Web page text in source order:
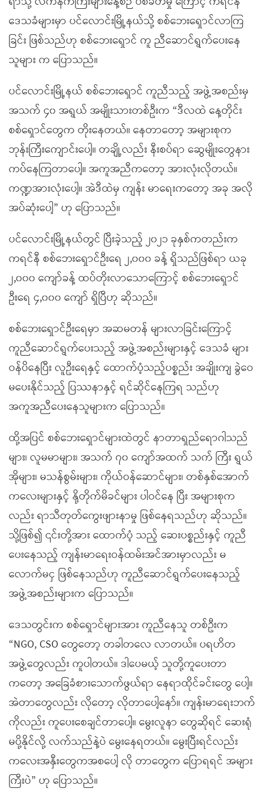
ဒေသခံများမှာ ပင်လောင်းမြို့နယ်သို့ စစ်ဘေးရှောင်လာကြ
ခြင်း ဖြစ်သည်ဟု စစ်ဘေးရှောင် ကူ ညီဆောင်ရွက်ပေးနေ
သူများ က ပြောသည်။
ပင်လောင်းမြို့နယ် စစ်ဘေးရှောင် ကူညီသည့် အဖွဲ့အစည်းမှ
အသက် ၄၀ အရွယ် အမျိုးသားတစ်ဦးက “ဒီလထဲ နေ့တိုင်း
စစ်ရှောင်တွေက တိုးနေတယ်။ နေတာတော့ အများစုက
ဘုန်းကြီးကျောင်းပေါ့။ တချို့လည်း နီးစပ်ရာ ဆွေမျိုးတွေနား
ကပ်နေကြတာပေါ့။ အကူအညီကတော့ အားလုံးလိုတယ်။
ကဏ္ဍအားလုံးပေါ့။ အဲဒီထဲမှ ကျန်း မာရေးကတော့ အခု အလို
အပ်ဆုံးပေါ့” ဟု ပြောသည်။
ပင်လောင်းမြို့နယ်တွင် ပြီးခဲ့သည့် ၂၀၂၁ ခုနှစ်ကတည်းက
ကရင်နီ စစ်ဘေးရှောင်ဦးရေ ၂,၀၀၀ ခန့် ရှိသည်ဖြစ်ရာ ယခု
၂,၀၀၀ ကျော်ခန့် ထပ်တိုးလာသောကြောင့် စစ်ဘေးရှောင်
ဦးရေ ၄,၀၀၀ ကျော် ရှိပြီဟု ဆိုသည်။
စစ်ဘေးရှောင်ဦးရေမှာ အဆမတန် များလာခြင်းကြောင့်
ကူညီဆောင်ရွက်ပေးသည့် အဖွဲ့အစည်းများနှင့် ဒေသခံ များ
ဝန်ပိနေပြီး လူဦးရေနှင့် ထောက်ပံ့သည့်ပစ္စည်း အချိုးကျ ခွဲဝေ
မပေးနိုင်သည့် ပြဿနာနှင့် ရင်ဆိုင်နေကြရ သည်ဟု
အကူအညီပေးနေသူများက ပြောသည်။
ထို့အပြင် စစ်ဘေးရှောင်များထဲတွင် နာတာရှည်ရောဂါသည်
များ၊ လူမမာများ၊ အသက် ၇၀ ကျော်အထက် သက် ကြီး ရွယ်
အိုများ၊ မသန်စွမ်းများ၊ ကိုယ်ဝန်ဆောင်များ၊ တစ်နှစ်အောက်
ကလေးများနှင့် နို့တိုက်မိခင်များ ပါဝင်နေ ပြီး အများစုက
လည်း ရာသီတုတ်ကွေးဖျားနာမှု ဖြစ်နေရသည်ဟု ဆိုသည်။
သို့ဖြစ်၍ ၎င်းတို့အား ထောက်ပံ့ သည့် ဆေးပစ္စည်းနှင့် ကူညီ
ပေးနေသည့် ကျန်းမာရေးဝန်ထမ်းအင်အားမှာလည်း မ
လောက်မငှ ဖြစ်နေသည်ဟု ကူညီဆောင်ရွက်ပေးနေသည့်
အဖွဲ့အစည်းများက ပြောသည်။
ဒေသတွင်းက စစ်ရှောင်များအား ကူညီနေသူ တစ်ဦးက
“NGO, CSO တွေတော့ တခါတလေ လာတယ်။ ပရဟိတ
အဖွဲ့တွေလည်း ကူပါတယ်။ ဒါပေမယ့် သူတို့ကူပေးတာ
ကတော့ အခြေခံစားသောက်ဖွယ်ရာ နေရာထိုင်ခင်းတွေ ပေါ့။
အဲတာတွေလည်း လိုတော့ လိုတာပေါ့နော်။ ကျန်းမာရေးဘက်
ကိုလည်း ကူပေးစေချင်တာပေါ့။ မွေးလူနာ တွေဆိုရင် ဆေးရုံ
မပို့နိုင်လို့ လက်သည်နဲ့ပဲ မွေးနေရတယ်။ မွေးပြီးရင်လည်း
ကလေးအနှီးတွေကအစပေါ့ လို တာတွေက ပြောရရင် အများ
ကြီးပဲ” ဟု ပြောသည်။